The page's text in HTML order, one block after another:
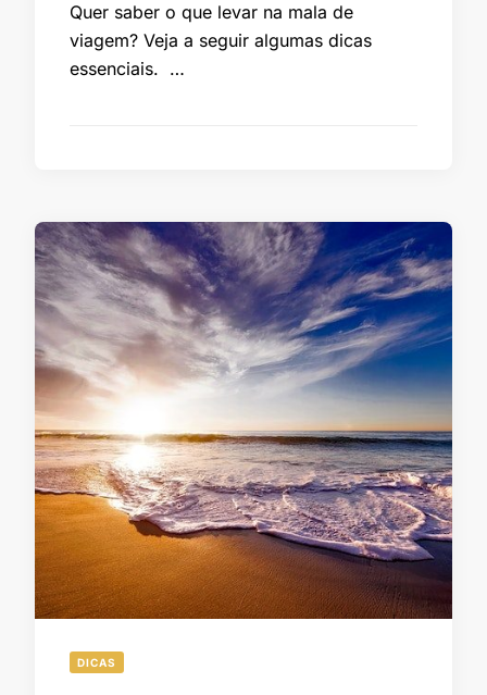
Quer saber o que levar na mala de
viagem? Veja a seguir algumas dicas
essenciais. …
DICAS